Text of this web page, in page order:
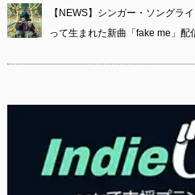
【NEWS】シンガー・ソング
って生まれた新曲「fake me」配